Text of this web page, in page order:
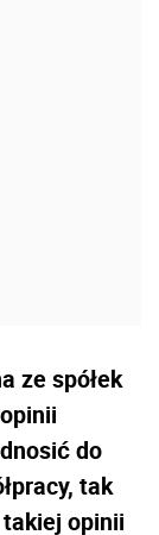
ze spółek
do
tak
opinii